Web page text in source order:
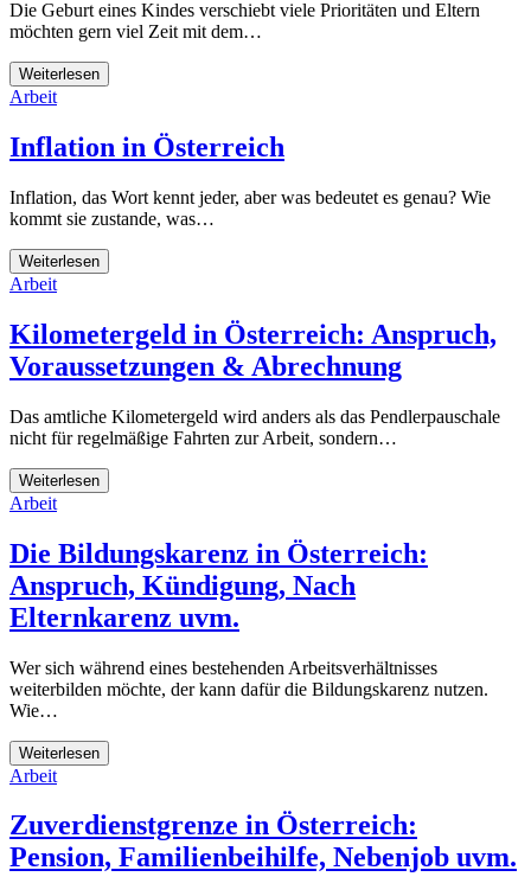
Die Geburt eines Kindes verschiebt viele Prioritäten und Eltern
möchten gern viel Zeit mit dem…
Weiterlesen
Arbeit
Inflation in Österreich
Inflation, das Wort kennt jeder, aber was bedeutet es genau? Wie
kommt sie zustande, was…
Weiterlesen
Arbeit
Kilometergeld in Österreich: Anspruch,
Voraussetzungen & Abrechnung
Das amtliche Kilometergeld wird anders als das Pendlerpauschale
nicht für regelmäßige Fahrten zur Arbeit, sondern…
Weiterlesen
Arbeit
Die Bildungskarenz in Österreich:
Anspruch, Kündigung, Nach
Elternkarenz uvm.
Wer sich während eines bestehenden Arbeitsverhältnisses
weiterbilden möchte, der kann dafür die Bildungskarenz nutzen.
Wie…
Weiterlesen
Arbeit
Zuverdienstgrenze in Österreich:
Pension, Familienbeihilfe, Nebenjob uvm.